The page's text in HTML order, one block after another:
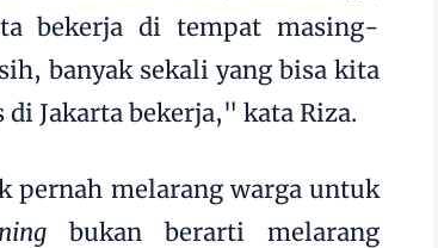
bekerja di tempat masing-
banyak sekali yang bisa kita
Jakarta bekerja," kata Riza.
pernah melarang warga untuk
bukan berarti melarang